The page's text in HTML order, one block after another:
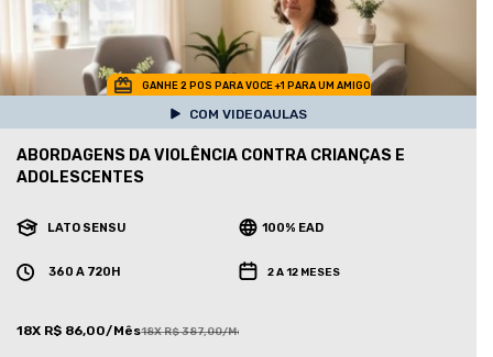
GANHE 2 POS PARA VOCE +1 PARA UM AMIGO
COM VIDEOAULAS
ABORDAGENS DA VIOLÊNCIA CONTRA CRIANÇAS E
ADOLESCENTES
LATO SENSU 100% EAD
360 A 720H 2 A 12 MESES
18X R$ 86,00/Mês18X R$ 387,00/Mês